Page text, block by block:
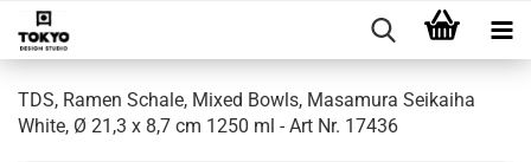
TDS, Ramen Schale, Mixed Bowls, Masamura Seikaiha
White, Ø 21,3 x 8,7 cm 1250 ml - Art Nr. 17436